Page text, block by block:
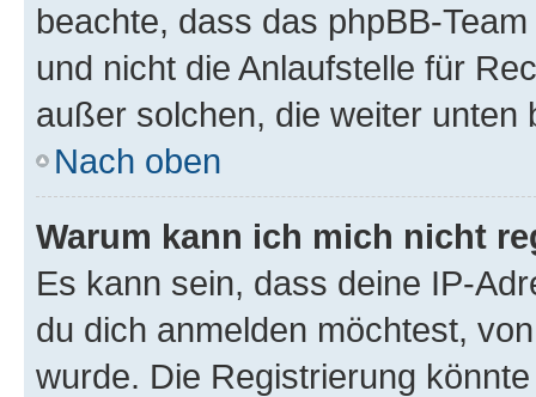
beachte, dass das phpBB-
und nicht die Anlaufstelle für
außer solchen, die weiter unten
Nach oben
Warum kann ich mich nicht
Es kann sein, dass deine IP-
du dich anmelden möchtest,
wurde. Die Registrierung